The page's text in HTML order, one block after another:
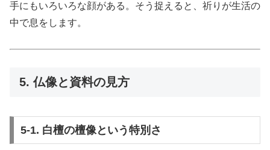
手にもいろいろな顔がある。そう捉えると、祈りが生活の
中で息をします。
5. 仏像と資料の見方
5-1. 白檀の檀像という特別さ